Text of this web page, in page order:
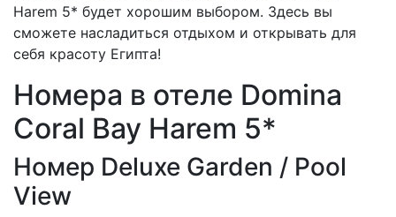
Harem 5* будет хорошим выбором. Здесь вы
сможете насладиться отдыхом и открывать для
себя красоту Египта!
Номера в отеле Domina
Coral Bay Harem 5*
Номер Deluxe Garden / Pool
View